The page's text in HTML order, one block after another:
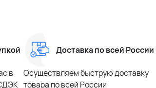
в
Доставка по всей России
Осуществляем быструю доставку
товара по всей России